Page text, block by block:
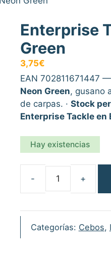
Enterprise
Green
3,75€
EAN 702811671447
Neon Green, gusano
de carpas. · Stock
Enterprise Tackle en
Hay existencias
Enterprise
Tackle
Niteglow
Worms
Categorías: Cebos,